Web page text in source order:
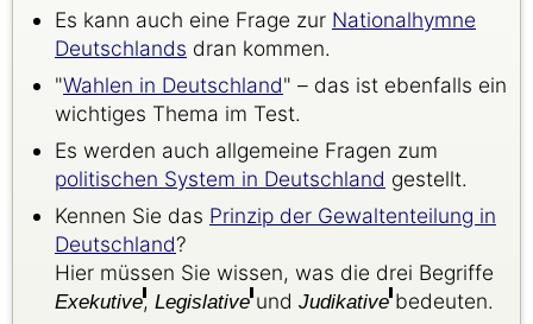
Es kann auch eine Frage zur Nationalhymne
Deutschlands dran kommen.
"Wahlen in Deutschland" – das ist ebenfalls ein
wichtiges Thema im Test.
Es werden auch allgemeine Fragen zum
politischen System in Deutschland gestellt.
Kennen Sie das Prinzip der Gewaltenteilung in
Deutschland?
Hier müssen Sie wissen, was die drei Begriffe
Exekutive, Legislativeund Judikativebedeuten.